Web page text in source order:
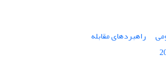
راهبردهای مقابله